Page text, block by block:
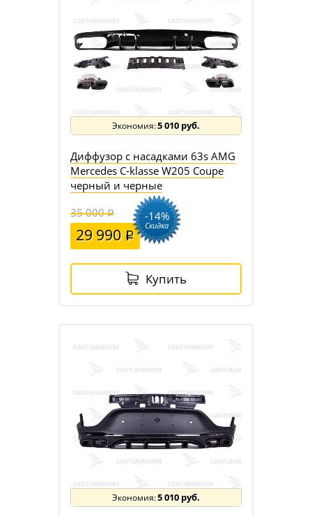
5 010 руб.
Диффузор с насадками 63s AMG
Mercedes C-klasse W205 Coupe
черный и черные
35 000
29 990
-14%
Скидка
Купить
5 010 руб.